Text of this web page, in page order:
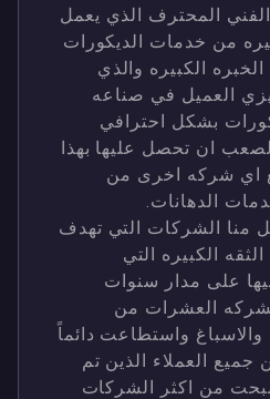
المحترف الذي يعمل
من خدمات الديكورات
الكبيره والذي
العميل في صناعه
بشكل احترافي
ان تحصل عليها بهذا
اي شركه اخرى من
الدهانات.
منا الشركات التي تهدف
الكبيره التي
على مدار سنوات
العشرات من
واستطاعت دائماً
العملاء الذين تم
من اكثر الشركات